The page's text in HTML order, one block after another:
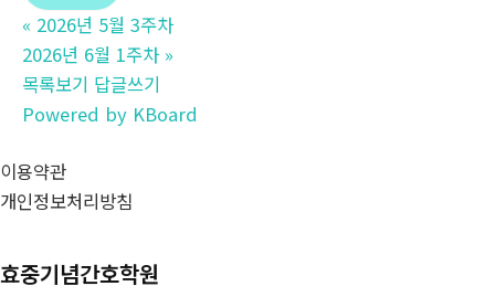
« 2026년 5월 3주차
2026년 6월 1주차 »
목록보기 답글쓰기
Powered by KBoard
이용약관
개인정보처리방침
효중기념간호학원